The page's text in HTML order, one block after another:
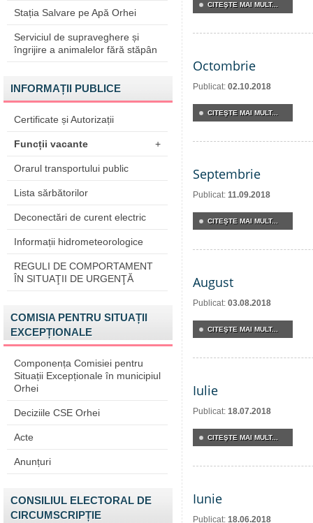
Stația Salvare pe Apă Orhei
Serviciul de supraveghere și
îngrijire a animalelor fără stăpân
INFORMAȚII PUBLICE
Certificate și Autorizații
Funcții vacante +
Orarul transportului public
Lista sărbătorilor
Deconectări de curent electric
Informații hidrometeorologice
REGULI DE COMPORTAMENT
ÎN SITUAŢII DE URGENŢĂ
COMISIA PENTRU SITUAȚII
EXCEPȚIONALE
Componența Comisiei pentru
Situații Excepționale în municipiul
Orhei
Deciziile CSE Orhei
Acte
Anunțuri
CONSILIUL ELECTORAL DE
CIRCUMSCRIPȚIE
CITEŞTE MAI MULT...
Octombrie
Publicat: 02.10.2018
CITEŞTE MAI MULT...
Septembrie
Publicat: 11.09.2018
CITEŞTE MAI MULT...
August
Publicat: 03.08.2018
CITEŞTE MAI MULT...
Iulie
Publicat: 18.07.2018
CITEŞTE MAI MULT...
Iunie
Publicat: 18.06.2018